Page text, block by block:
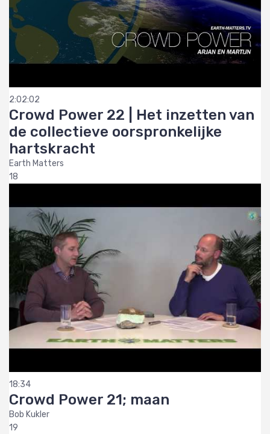
2:02:02
Crowd Power 22 | Het inzetten van
de collectieve oorspronkelijke
hartskracht
Earth Matters
18
18:34
Crowd Power 21; maan
Bob Kukler
19